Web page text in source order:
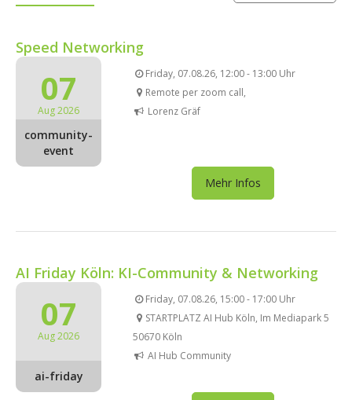
Speed Networking
07
Aug 2026
community-
event
Friday, 07.08.26, 12:00 - 13:00 Uhr
Remote per zoom call,
Lorenz Gräf
Mehr Infos
AI Friday Köln: KI-Community & Networking
07
Aug 2026
ai-friday
Friday, 07.08.26, 15:00 - 17:00 Uhr
STARTPLATZ AI Hub Köln, Im Mediapark 5
50670 Köln
AI Hub Community